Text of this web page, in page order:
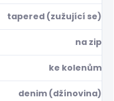
tapered (zužující se)
na zip
ke kolenům
denim (džínovina)